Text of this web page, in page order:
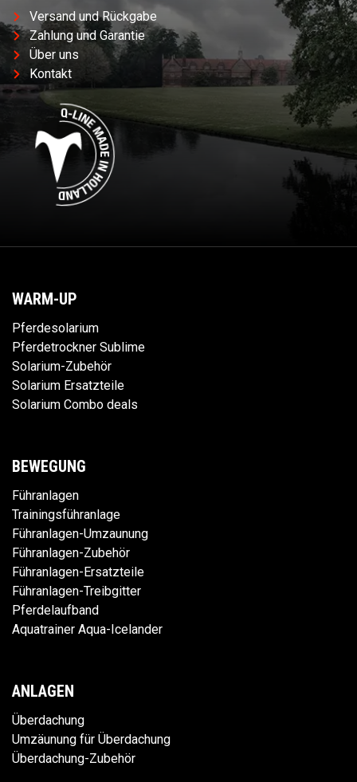
Versand und Rückgabe
Zahlung und Garantie
Über uns
Kontakt
WARM-UP
Pferdesolarium
Pferdetrockner Sublime
Solarium-Zubehör
Solarium Ersatzteile
Solarium Combo deals
BEWEGUNG
Führanlagen
Trainingsführanlage
Führanlagen-Umzaunung
Führanlagen-Zubehör
Führanlagen-Ersatzteile
Führanlagen-Treibgitter
Pferdelaufband
Aquatrainer Aqua-Icelander
ANLAGEN
Überdachung
Umzäunung für Überdachung
Überdachung-Zubehör